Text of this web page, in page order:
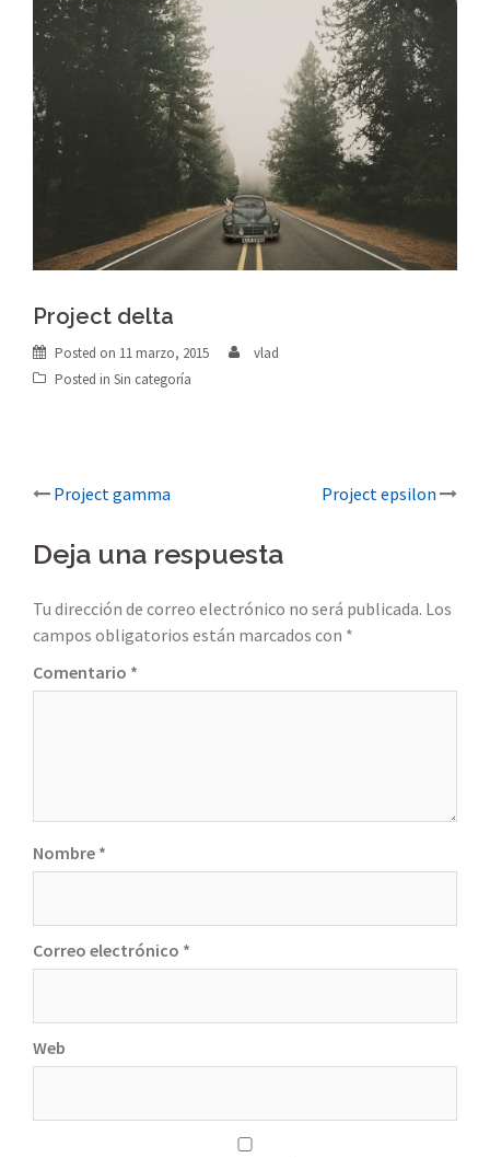
Project delta
Posted on 11 marzo, 2015
vlad
Posted in Sin categoría
Post
navigation
Project gamma Project epsilon
Deja una respuesta
Tu dirección de correo electrónico no será publicada. Los
campos obligatorios están marcados con *
Comentario *
Nombre *
Correo electrónico *
Web